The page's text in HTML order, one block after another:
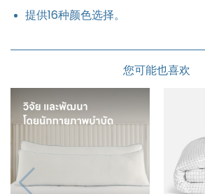
提供16种颜色选择。
您可能也喜欢